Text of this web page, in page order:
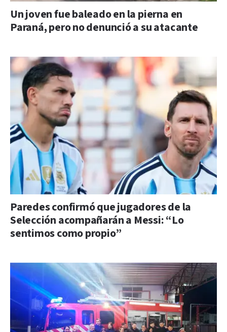
Un joven fue baleado en la pierna en
Paraná, pero no denunció a su atacante
Paredes confirmó que jugadores de la
Selección acompañarán a Messi: “Lo
sentimos como propio”